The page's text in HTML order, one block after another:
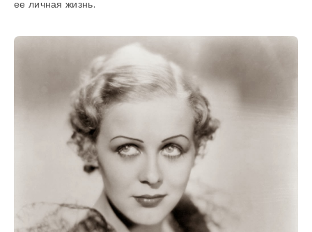
ее личная жизнь.